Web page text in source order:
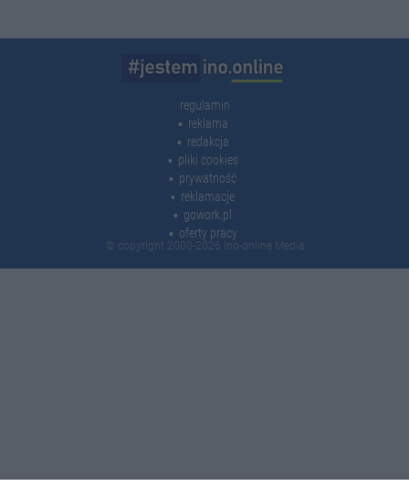
regulamin
reklama
redakcja
pliki cookies
prywatność
reklamacje
gowork.pl
oferty pracy
© copyright 2000-2026 Ino-online Media